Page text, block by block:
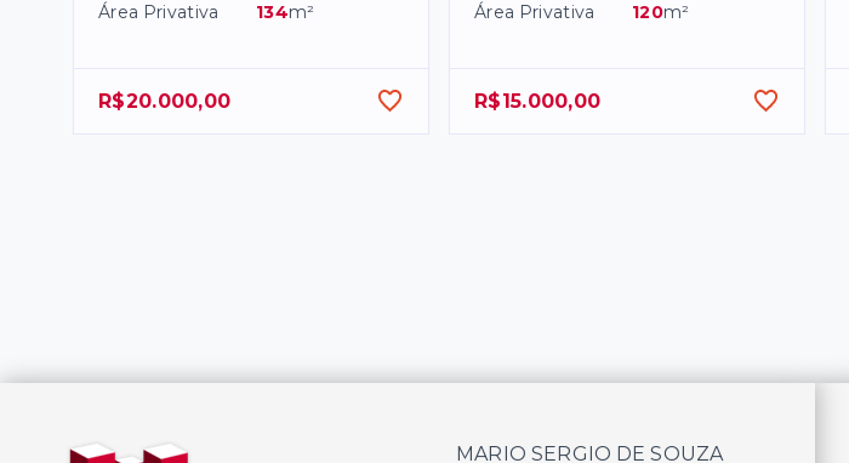
Área Privativa
134m²
R$20.000,00
Área Privativa
120m²
R$15.000,00
MARIO SERGIO DE SOUZA